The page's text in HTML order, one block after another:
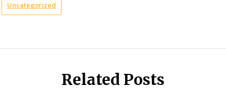
Uncategorized
Related Posts